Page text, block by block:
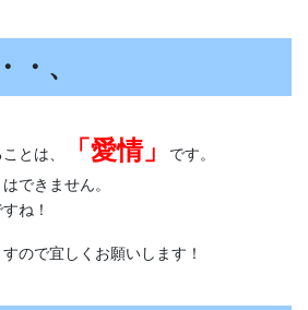
・、
とは、 「愛情」
です。
できません。
ね！
ので宜しくお願いします！